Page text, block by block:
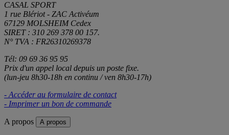
CASAL SPORT
1 rue Blériot - ZAC Activéum
67129 MOLSHEIM Cedex
SIRET : 310 269 378 00 157.
N° TVA : FR26310269378
Tél: 09 69 36 95 95
Prix d'un appel local depuis un poste fixe.
(lun-jeu 8h30-18h en continu / ven 8h30-17h)
- Accéder au formulaire de contact
- Imprimer un bon de commande
A propos A propos